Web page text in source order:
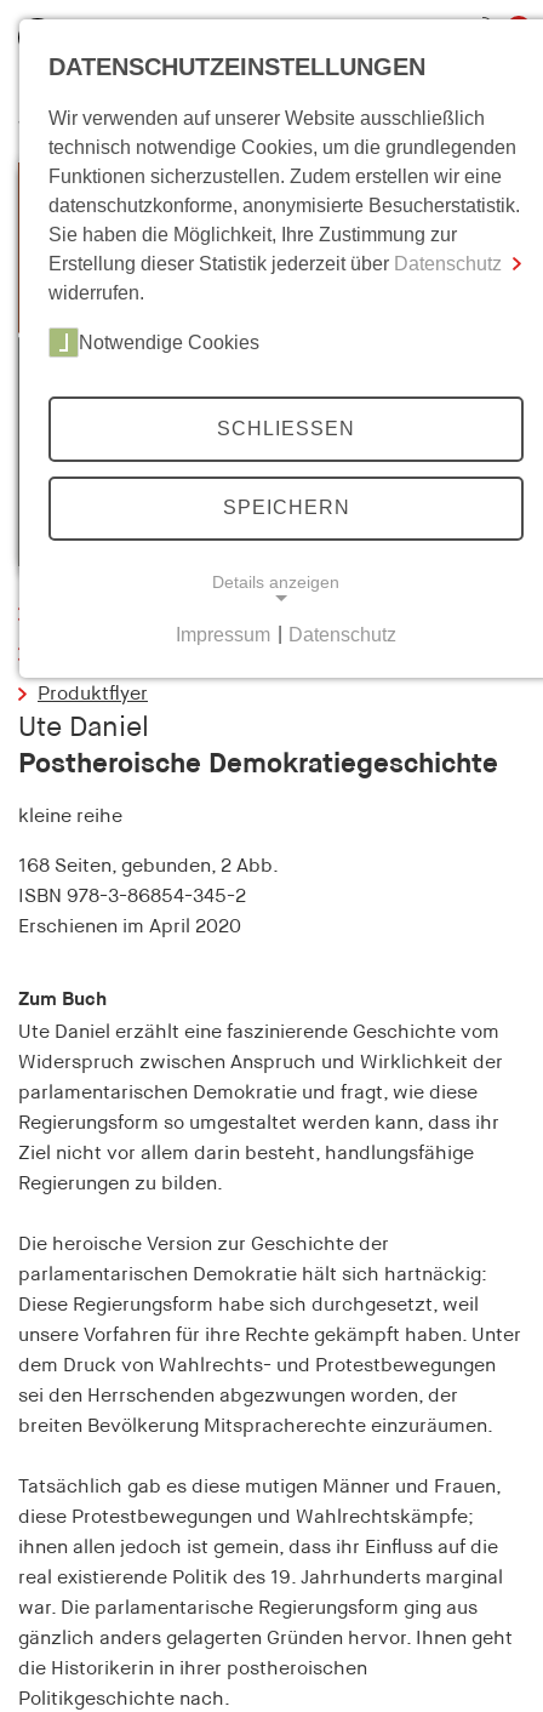
inkl. MwSt.
0,00 €
Zum Warenkorb Zur Kasse
Wo bin ich?
Produktflyer
Ute Daniel
Postheroische Demokratiegeschichte
kleine reihe
168 Seiten, gebunden, 2 Abb.
ISBN 978-3-86854-345-2
Erschienen im April 2020
Zum Buch
Ute Daniel erzählt eine faszinierende Geschichte vom
Widerspruch zwischen Anspruch und Wirklichkeit der
parlamentarischen Demokratie und fragt, wie diese
Regierungsform so umgestaltet werden kann, dass ihr
Ziel nicht vor allem darin besteht, handlungsfähige
Regierungen zu bilden.
Die heroische Version zur Geschichte der
parlamentarischen Demokratie hält sich hartnäckig:
Diese Regierungsform habe sich durchgesetzt, weil
unsere Vorfahren für ihre Rechte gekämpft haben. Unter
dem Druck von Wahlrechts- und Protestbewegungen
sei den Herrschenden abgezwungen worden, der
breiten Bevölkerung Mitspracherechte einzuräumen.
Tatsächlich gab es diese mutigen Männer und Frauen,
diese Protestbewegungen und Wahlrechtskämpfe;
ihnen allen jedoch ist gemein, dass ihr Einfluss auf die
real existierende Politik des 19. Jahrhunderts marginal
war. Die parlamentarische Regierungsform ging aus
gänzlich anders gelagerten Gründen hervor. Ihnen geht
die Historikerin in ihrer postheroischen
Politikgeschichte nach.
DATENSCHUTZEINSTELLUNGEN
Wir verwenden auf unserer Website ausschließlich
technisch notwendige Cookies, um die grundlegenden
Funktionen sicherzustellen. Zudem erstellen wir eine
datenschutzkonforme, anonymisierte Besucherstatistik.
Sie haben die Möglichkeit, Ihre Zustimmung zur
Erstellung dieser Statistik jederzeit über Datenschutz
widerrufen.
Notwendige Cookies
SCHLIESSEN
SPEICHERN
Details anzeigen
Notwendige Cookies helfen dabei, eine Webseite
nutzbar zu machen, indem sie Grundfunktionen
wie Seitennavigation und Zugriff auf sichere
Bereiche der Webseite ermöglichen. Die Webseite
kann ohne diese Cookies nicht richtig
cookie_consent
hamburger-edition.de
Zweck:
Speichert den Zustimmungsstatus des Benutzers
für Cookies auf der aktuellen Domäne.
Cookie Laufzeit:
fe_typo_user
Name:
fe_typo_user
Anbieter:
hamburger-edition.de
Sitzung
fonts_loaded
Name:
fonts_loaded
Anbieter:
Impressum Datenschutz